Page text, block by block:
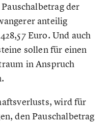
der
anteilig
Euro. Und auch
sollen für einen
in Anspruch
wird für
den Pauschalbetrag